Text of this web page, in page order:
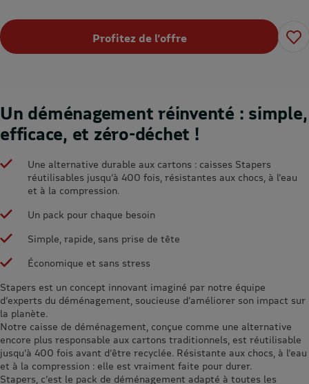
Un déménagement réinventé : simple,
efficace, et zéro-déchet !
Une alternative durable aux cartons : caisses Stapers
réutilisables jusqu’à 400 fois, résistantes aux chocs, à l’eau
et à la compression.
Un pack pour chaque besoin
Simple, rapide, sans prise de tête
Économique et sans stress
Stapers est un concept innovant imaginé par notre équipe
d’experts du déménagement, soucieuse d’améliorer son impact sur
la planète.
Notre caisse de déménagement, conçue comme une alternative
encore plus responsable aux cartons traditionnels, est réutilisable
jusqu’à 400 fois avant d’être recyclée. Résistante aux chocs, à l’eau
et à la compression : elle est vraiment faite pour durer.
Stapers, c’est le pack de déménagement adapté à toutes les
Profitez de l’offre